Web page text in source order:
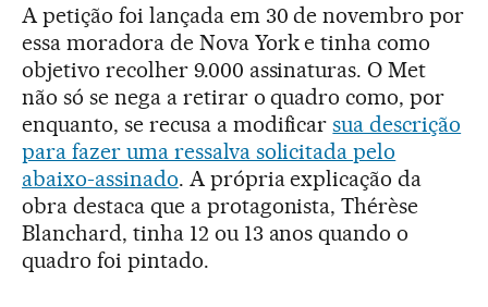
A petição foi lançada em 30 de novembro por
essa moradora de Nova York e tinha como
objetivo recolher 9.000 assinaturas. O Met
não só se nega a retirar o quadro como, por
enquanto, se recusa a modificarsua descrição
para fazer uma ressalva solicitada pelo
abaixo-assinado. A própria explicação da
obra destaca que a protagonista, Thérèse
Blanchard, tinha 12 ou 13 anos quando o
quadro foi pintado.